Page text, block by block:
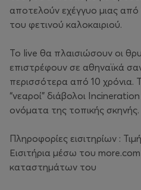
αποτελούν εχέγγυο μιας από
του φετινού καλοκαιριού.
Το live θα πλαισιώσουν οι
επιστρέφουν σε αθηναϊκά
περισσότερα από 10 χρόνια.
“νεαροί” διάβολοι
ονόματα της τοπικής σκηνής.
Πληροφορίες εισιτηρίων :
Εισιτήρια μέσω του
καταστημάτων του